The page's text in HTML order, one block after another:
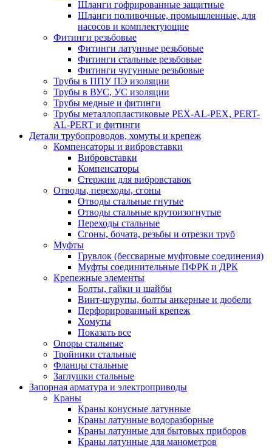
Шланги гофрированные защитные
Шланги поливочные, промышленные, для
насосов и комплектующие
Фитинги резьбовые
Фитинги латунные резьбовые
Фитинги стальные резьбовые
Фитинги чугунные резьбовые
Трубы в ППУ ПЭ изоляции
Трубы в ВУС, УС изоляции
Трубы медные и фитинги
Трубы металлопластиковые PEX-AL-PEX, PERT-
AL-PERT и фитинги
Детали трубопроводов, хомуты и крепеж
Компенсаторы и вибровставки
Вибровставки
Компенсаторы
Стержни для вибровставок
Отводы, переходы, сгоны
Отводы стальные гнутые
Отводы стальные крутоизогнутые
Переходы стальные
Сгоны, бочата, резьбы и отрезки труб
Муфты
Грувлок (бессварные муфтовые соединения)
Муфты соединительные ПФРК и ДРК
Крепежные элементы
Болты, гайки и шайбы
Винт-шурупы, болты анкерные и дюбели
Перфорированный крепеж
Хомуты
Показать все
Опоры стальные
Тройники стальные
Фланцы стальные
Заглушки стальные
Запорная арматура и электроприводы
Краны
Краны конусные латунные
Краны латунные водоразборные
Краны латунные для бытовых приборов
Краны латунные для манометров